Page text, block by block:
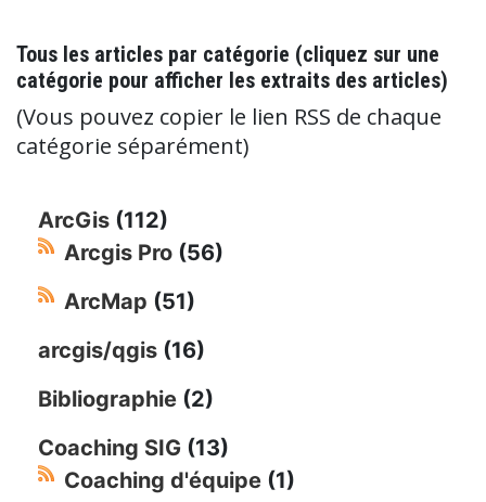
Tous les articles par catégorie (cliquez sur une
catégorie pour afficher les extraits des articles)
(Vous pouvez copier le lien RSS de chaque
catégorie séparément)
ArcGis (112)
Arcgis Pro (56)
ArcMap (51)
arcgis/qgis (16)
Bibliographie (2)
Coaching SIG (13)
Coaching d'équipe (1)